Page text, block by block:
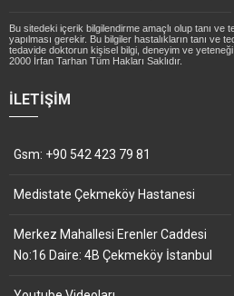
Bu sitedeki içerik bilgilendirme amaçlı olup tanı ve
yapılması gerekir. Bu bilgiler hastalıkların tanı ve
tedavide doktorun kişisel bilgi, deneyim ve
2000 İrfan Tarhan Tüm Hakları Saklıdır.
İLETIŞIM
Gsm: +90 542 423 79 81
Medistate Çekmeköy Hastanesi
Merkez Mahallesi Erenler Caddesi
No:16 Daire: 4B Çekmeköy İstanbul